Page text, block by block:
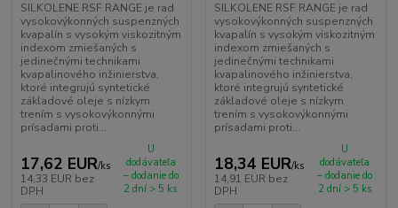
SILKOLENE RSF RANGE je rad
vysokovýkonných suspenzných
kvapalín s vysokým viskozitným
indexom zmiešaných s
jedinečnými technikami
kvapalinového inžinierstva,
ktoré integrujú syntetické
základové oleje s nízkym
trením s vysokovýkonnými
prísadami proti...
17,62 EUR/ks
14,33 EUR bez
DPH
U
dodávateľa
– dodanie do
2 dní > 5 ks
SILKOLENE RSF RANGE je rad
vysokovýkonných suspenzných
kvapalín s vysokým viskozitným
indexom zmiešaných s
jedinečnými technikami
kvapalinového inžinierstva,
ktoré integrujú syntetické
základové oleje s nízkym
trením s vysokovýkonnými
prísadami proti...
18,34 EUR/ks
14,91 EUR bez
DPH
U
dodávateľa
– dodanie do
2 dní > 5 ks